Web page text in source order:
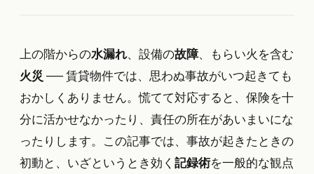
上の階からの水漏れ、設備の故障、もらい火を含む
火災 ── 賃貸物件では、思わぬ事故がいつ起きても
おかしくありません。慌てて対応すると、保険を十
分に活かせなかったり、責任の所在があいまいにな
ったりします。この記事では、事故が起きたときの
初動と、いざというとき効く 記録術を一般的な観点